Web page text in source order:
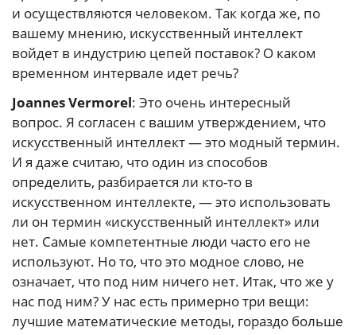
и осуществляются человеком. Так когда же, по
вашему мнению, искусственный интеллект
войдет в индустрию цепей поставок? О каком
временном интервале идет речь?
Joannes Vermorel: Это очень интересный
вопрос. Я согласен с вашим утверждением, что
искусственный интеллект — это модный термин.
И я даже считаю, что один из способов
определить, разбирается ли кто-то в
искусственном интеллекте, — это использовать
ли он термин «искусственный интеллект» или
нет. Самые компетентные люди часто его не
используют. Но то, что это модное слово, не
означает, что под ним ничего нет. Итак, что же у
нас под ним? У нас есть примерно три вещи:
лучшие математические методы, гораздо больше